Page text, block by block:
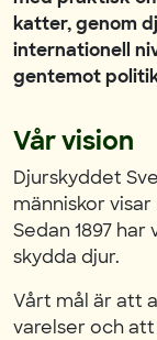
katter, genom
internationell
gentemot
Vår vision
Djurskyddet
människor
Sedan 1897
skydda djur.
Vårt mål är att
varelser och